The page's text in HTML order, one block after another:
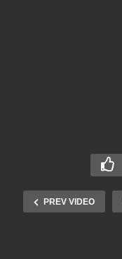
PREV VIDEO